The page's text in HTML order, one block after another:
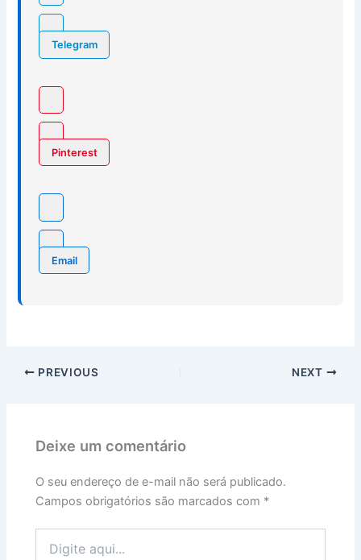
Telegram
Pinterest
Email
PREVIOUS NEXT
Deixe um comentário
O seu endereço de e-mail não será publicado.
Campos obrigatórios são marcados com *
aqui...